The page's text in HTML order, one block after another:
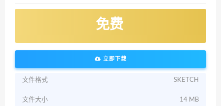
免费
立即下载
文件格式 SKETCH
文件大小 14 MB